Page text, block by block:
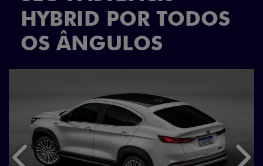
HYBRID POR TODOS
OS ÂNGULOS
Anterior